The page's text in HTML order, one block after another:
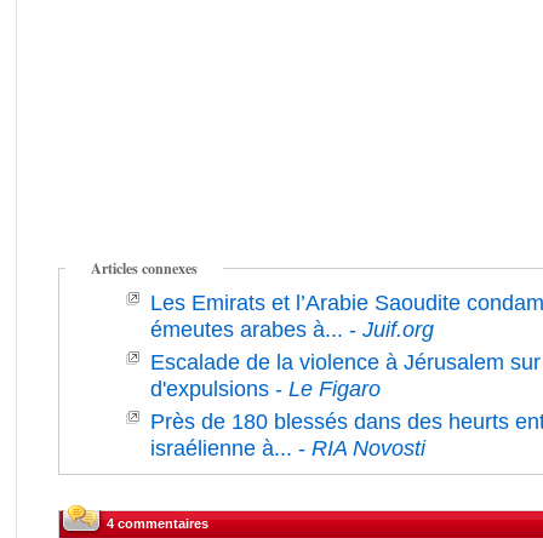
Articles connexes
Les Emirats et l’Arabie Saoudite
émeutes arabes à... - Juif.org
Escalade de la violence à Jérusalem
d'expulsions- Le Figaro
Près de 180 blessés dans des heurts
israélienne à... - RIA Novosti
4 commentaires